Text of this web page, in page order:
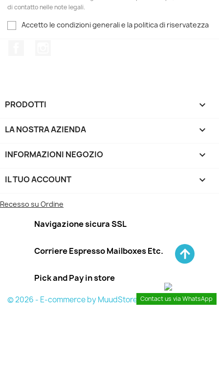
di contatto nelle note legali.
Accetto le condizioni generali e la politica di riservatezza
PRODOTTI 
LA NOSTRA AZIENDA 
INFORMAZIONI NEGOZIO keyboard_arrow_down
IL TUO ACCOUNT 
Recesso su Ordine
Navigazione sicura SSL
Corriere Espresso Mailboxes Etc.
Pick and Pay in store
© 2026 - E-commerce by MuudStore Contact us via WhatsApp